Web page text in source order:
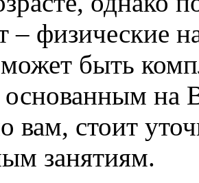
– физические
быть
основанным
вам, стоит
занятиям.